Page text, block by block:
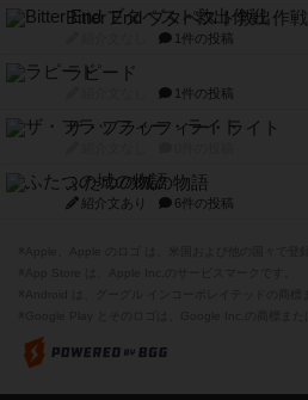
Bitter End ブタペスト救出作戦
1件の投稿
ラピード
1件の投稿
ザ・フラッフィー・ライト
ふたつの城の物語
紹介文あり 6件の投稿